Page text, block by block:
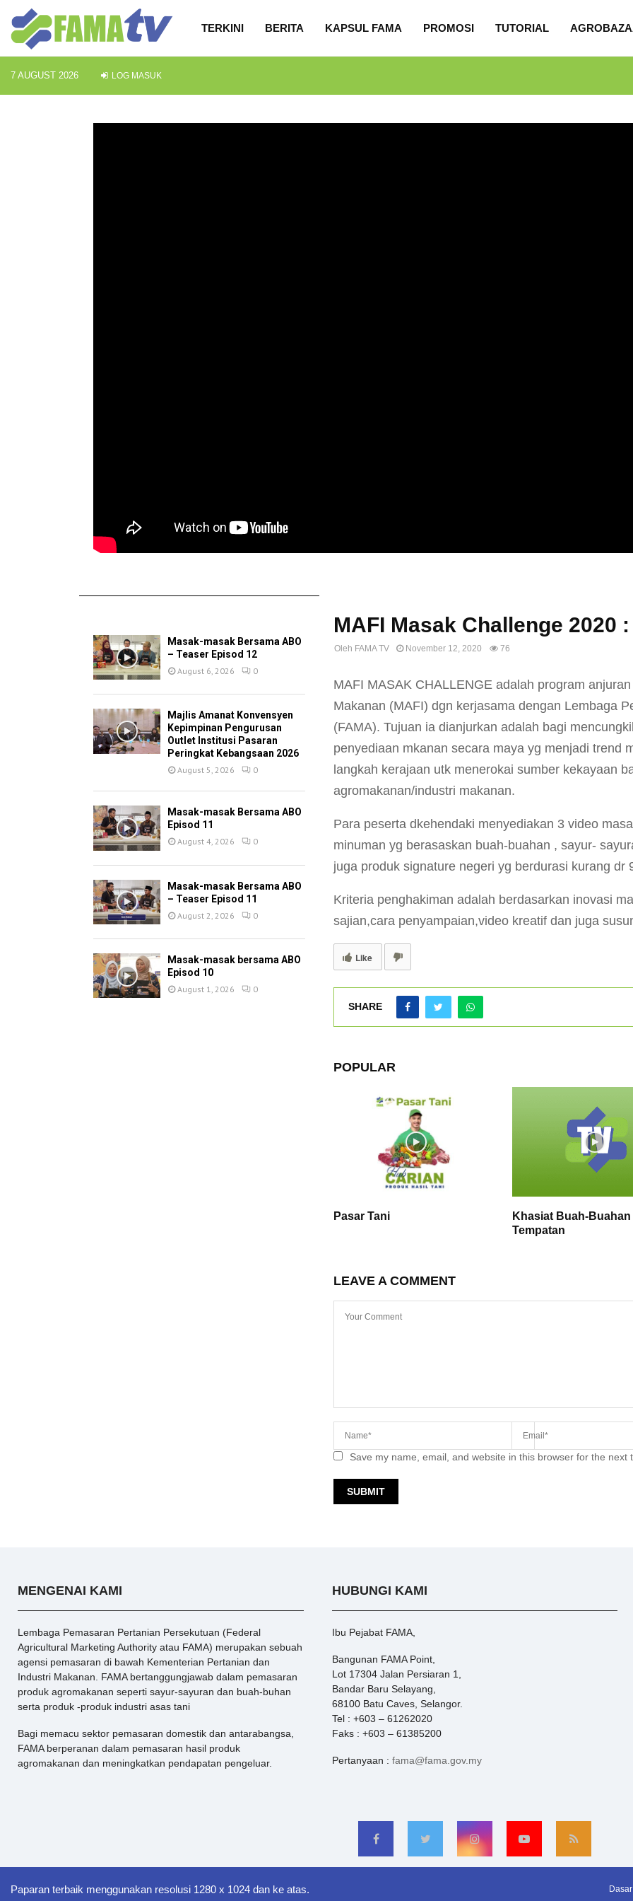
TERKINI BERITA KAPSUL FAMA PROMOSI TUTORIAL
7 AUGUST 2026 LOG MASUK
MAFI Masak Challenge 2020
Oleh FAMA TV November 12, 2020 76
MAFI MASAK CHALLENGE adalah program
Makanan (MAFI) dgn kerjasama dengan Lembaga
(FAMA). Tujuan ia dianjurkan adalah bagi
penyediaan mkanan secara maya yg menjadi trend
langkah kerajaan utk menerokai sumber kekayaan
agromakanan/industri makanan.
Para peserta dkehendaki menyediakan 3 video
minuman yg berasaskan buah-buahan , sayur-
juga produk signature negeri yg berdurasi kurang dr
Kriteria penghakiman adalah berdasarkan inovasi
sajian,cara penyampaian,video kreatif dan juga
Like
SHARE
POPULAR
Pasar Tani
Khasiat Buah-Buahan
Tempatan
LEAVE A COMMENT
Save my name, email, and website in this browser for the next
Masak-masak Bersama ABO
– Teaser Episod 12
August 6, 2026 0
Majlis Amanat Konvensyen
Kepimpinan Pengurusan
Outlet Institusi Pasaran
Peringkat Kebangsaan 2026
August 5, 2026 0
Masak-masak Bersama ABO
Episod 11
August 4, 2026 0
Masak-masak Bersama ABO
– Teaser Episod 11
August 2, 2026 0
Masak-masak bersama ABO
Episod 10
August 1, 2026 0
MENGENAI KAMI
Lembaga Pemasaran Pertanian Persekutuan (Federal
Agricultural Marketing Authority atau FAMA) merupakan sebuah
agensi pemasaran di bawah Kementerian Pertanian dan
Industri Makanan. FAMA bertanggungjawab dalam pemasaran
produk agromakanan seperti sayur-sayuran dan buah-buhan
serta produk -produk industri asas tani
Bagi memacu sektor pemasaran domestik dan antarabangsa,
FAMA berperanan dalam pemasaran hasil produk
agromakanan dan meningkatkan pendapatan pengeluar.
HUBUNGI KAMI
Ibu Pejabat FAMA,
Bangunan FAMA Point,
Lot 17304 Jalan Persiaran 1,
Bandar Baru Selayang,
68100 Batu Caves, Selangor.
Tel : +603 – 61262020
Faks : +603 – 61385200
Pertanyaan : fama@fama.gov.my
Paparan terbaik menggunakan resolusi 1280 x 1024 dan ke atas.